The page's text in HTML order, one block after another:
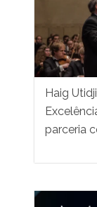
Haig
parceria